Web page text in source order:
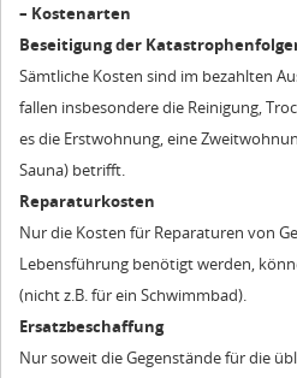
– Kostenarten
Beseitigung der
Sämtliche Kosten sind im bezahlten
fallen insbesondere die Reinigung,
es die Erstwohnung, eine
Sauna) betrifft.
Reparaturkosten
Nur die Kosten für Reparaturen von
Lebensführung benötigt werden,
(nicht z.B. für ein Schwimmbad).
Ersatzbeschaffung
Nur soweit die Gegenstände für die